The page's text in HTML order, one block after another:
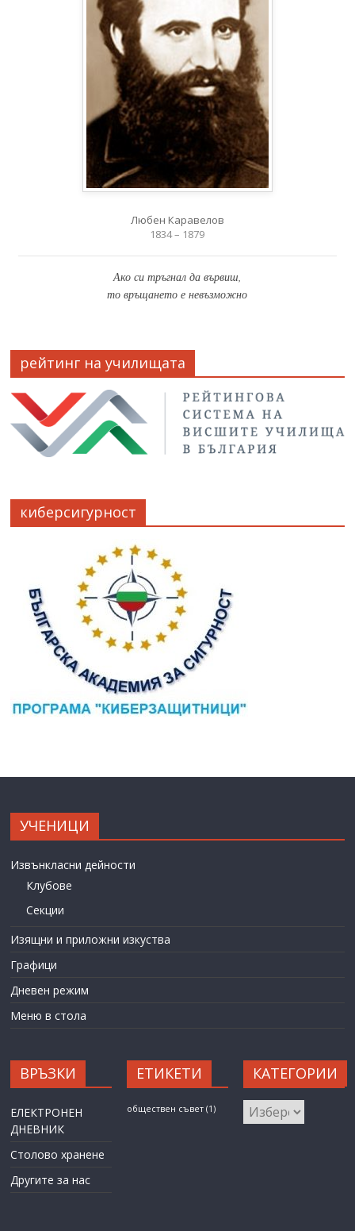
Любен Каравелов
1834 – 1879
Ако си тръгнал да вървиш,
то връщането е невъзможно
рейтинг на училищата
киберсигурност
УЧЕНИЦИ
Извънкласни дейности
Клубове
Секции
Изящни и приложни изкуства
Графици
Дневен режим
Меню в стола
ВРЪЗКИ
ЕЛЕКТРОНЕН
ДНЕВНИК
Столово хранене
Другите за нас
ЕТИКЕТИ
обществен съвет (1)
КАТЕГОРИИ
КАТЕГОРИИ